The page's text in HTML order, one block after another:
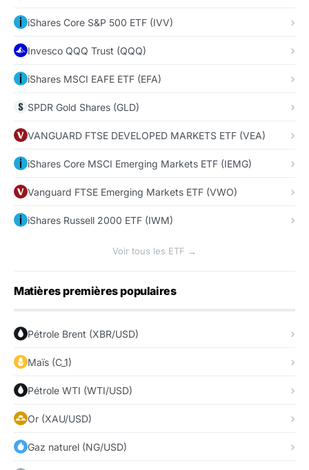
iShares Core S&P 500 ETF (IVV)
Invesco QQQ Trust (QQQ)
iShares MSCI EAFE ETF (EFA)
SPDR Gold Shares (GLD)
VANGUARD FTSE DEVELOPED MARKETS ETF (VEA)
iShares Core MSCI Emerging Markets ETF (IEMG)
Vanguard FTSE Emerging Markets ETF (VWO)
iShares Russell 2000 ETF (IWM)
Voir tous les ETF →
Matières premières populaires
Pétrole Brent (XBR/USD)
Maïs (C_1)
Pétrole WTI (WTI/USD)
Or (XAU/USD)
Gaz naturel (NG/USD)